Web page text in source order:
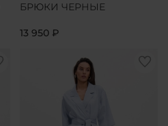
БРЮКИ ЧЕРНЫЕ
13 950 ₽